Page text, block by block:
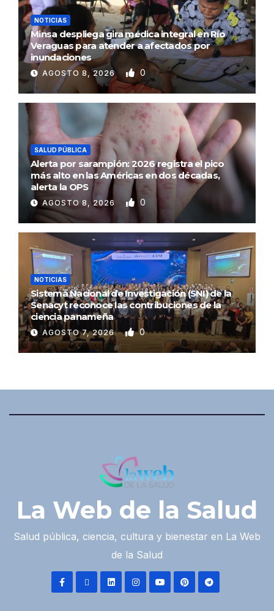
NOTICIAS
Minsa despliega gira médica integral en Río
Veraguas para atender a afectados por
inundaciones
AGOSTO 8, 2026 0
SALUD PÚBLICA
Alerta por sarampión: 2026 registra el pico
más alto en las Américas en dos décadas,
alerta la OPS
AGOSTO 8, 2026 0
NOTICIAS
Sistema Nacional de Investigación (SNI) de la
Senacyt reconoce las contribuciones de la
ciencia panameña
AGOSTO 7, 2026 0
La Web de la Salud
Salud pública, ciencia, cultura y bienestar en La Web
de la Salud